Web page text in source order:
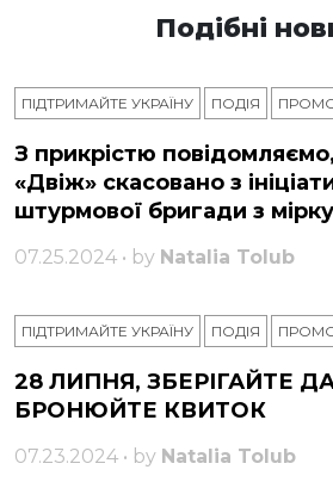
Подібні
ПІДТРИМАЙТЕ УКРАЇНУ ПОДІЯ
З прикрістю
«Двіж» скасовано з
штурмової бригади з
07.25.2024 • by Natalia Tolub
ПІДТРИМАЙТЕ УКРАЇНУ ПОДІЯ
28 ЛИПНЯ, ЗБЕРІГАЙТЕ
БРОНЮЙТЕ КВИТОК
07.23.2024 • by Natalia Tolub